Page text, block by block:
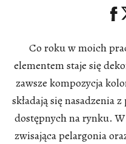
Co roku w moich
elementem staje się
zawsze kompozycja
składają się nasadzenia
dostępnych na rynku.
zwisająca pelargonia